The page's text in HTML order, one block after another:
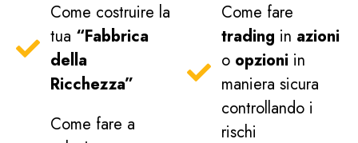
Come costruire la
tua “Fabbrica
della
Ricchezza”
Come fare a
Come fare
trading in azioni
o opzioni in
maniera sicura
controllando i
rischi